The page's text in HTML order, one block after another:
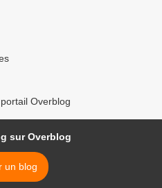
Overblog
sur Overblog
un blog